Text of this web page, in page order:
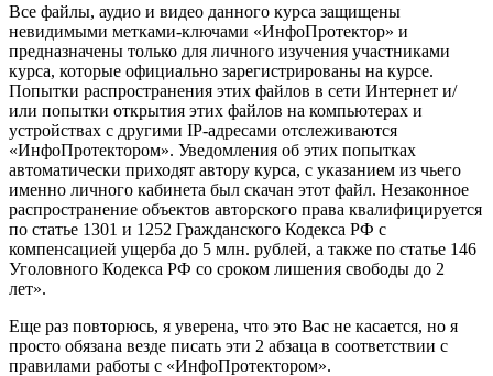
Все файлы, аудио и видео данного курса защищены
невидимыми метками-ключами «ИнфоПротектор» и
предназначены только для личного изучения участниками
курса, которые официально зарегистрированы на курсе.
Попытки распространения этих файлов в сети Интернет и/
или попытки открытия этих файлов на компьютерах и
устройствах с другими IP-адресами отслеживаются
«ИнфоПротектором». Уведомления об этих попытках
автоматически приходят автору курса, с указанием из чьего
именно личного кабинета был скачан этот файл. Незаконное
распространение объектов авторского права квалифицируется
по статье 1301 и 1252 Гражданского Кодекса РФ с
компенсацией ущерба до 5 млн. рублей, а также по статье 146
Уголовного Кодекса РФ со сроком лишения свободы до 2
лет».
Еще раз повторюсь, я уверена, что это Вас не касается, но я
просто обязана везде писать эти 2 абзаца в соответствии с
правилами работы с «ИнфоПротектором».